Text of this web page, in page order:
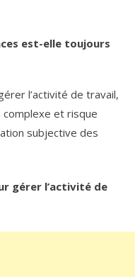
est-elle toujours
l’activité de travail,
complexe et risque
subjective des
gérer l’activité de